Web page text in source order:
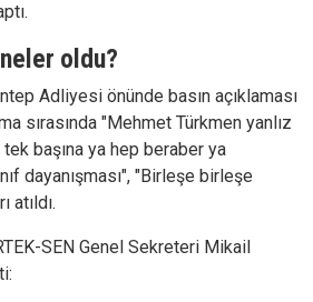
oldu?
Adliyesi önünde basın açıklaması
sırasında "Mehmet Türkmen yanlız
başına ya hep beraber ya
dayanışması", "Birleşe birleşe
atıldı.
SEN Genel Sekreteri Mikail